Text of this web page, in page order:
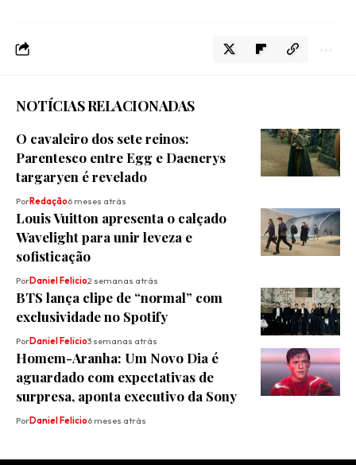
NOTÍCIAS RELACIONADAS
O cavaleiro dos sete reinos:
Parentesco entre Egg e Daenerys
targaryen é revelado
PorRedação6 meses atrás
Louis Vuitton apresenta o calçado
Wavelight para unir leveza e
sofisticação
PorDaniel Felicio2 semanas atrás
BTS lança clipe de “normal” com
exclusividade no Spotify
PorDaniel Felicio3 semanas atrás
Homem-Aranha: Um Novo Dia é
aguardado com expectativas de
surpresa, aponta executivo da Sony
PorDaniel Felicio6 meses atrás